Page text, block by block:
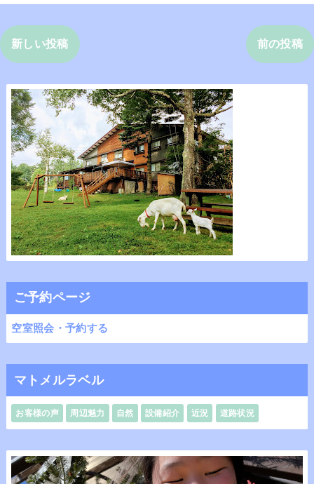
新しい投稿 前の投稿
ご予約ページ
空室照会・予約する
マトメルラベル
お客様の声 周辺魅力 自然 設備紹介 近況 道路状況